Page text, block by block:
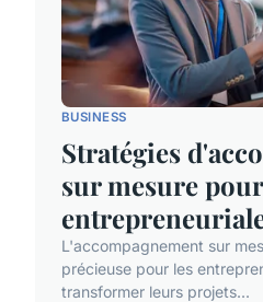
BUSINESS
Stratégies
sur mesure
L'accompagnement sur
précieuse pour les
transformer leurs projets...